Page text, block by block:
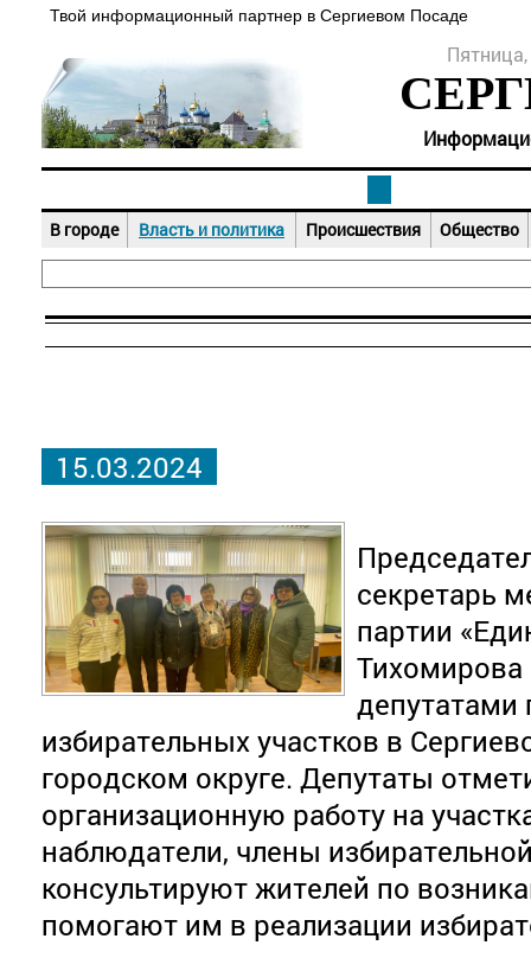
Твой информационный партнер в Сергиевом Посаде
Пятница,
В городе Власть и политика Происшествия Общество
15.03.2024
секретарь
партии
Тихомирова
депутатами
избирательных участков в
городском округе. Депутаты
организационную работу на
наблюдатели, члены
консультируют жителей по
помогают им в реализации